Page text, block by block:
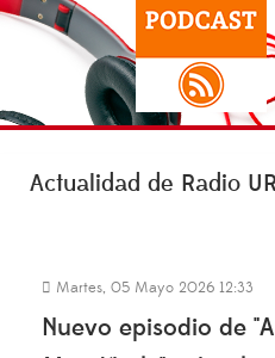
Actualidad de Radio
Martes, 05 Mayo 2026 12:33
Nuevo episodio de